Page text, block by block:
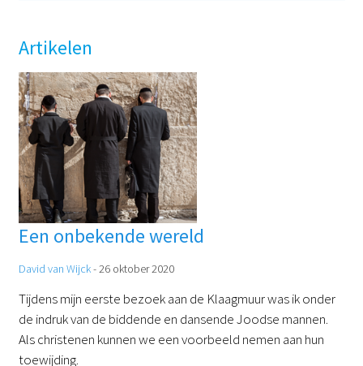
Artikelen
Een onbekende wereld
David van Wijck-26 oktober 2020
Tijdens mijn eerste bezoek aan de Klaagmuur was ik onder
de indruk van de biddende en dansende Joodse mannen.
Als christenen kunnen we een voorbeeld nemen aan hun
toewijding.